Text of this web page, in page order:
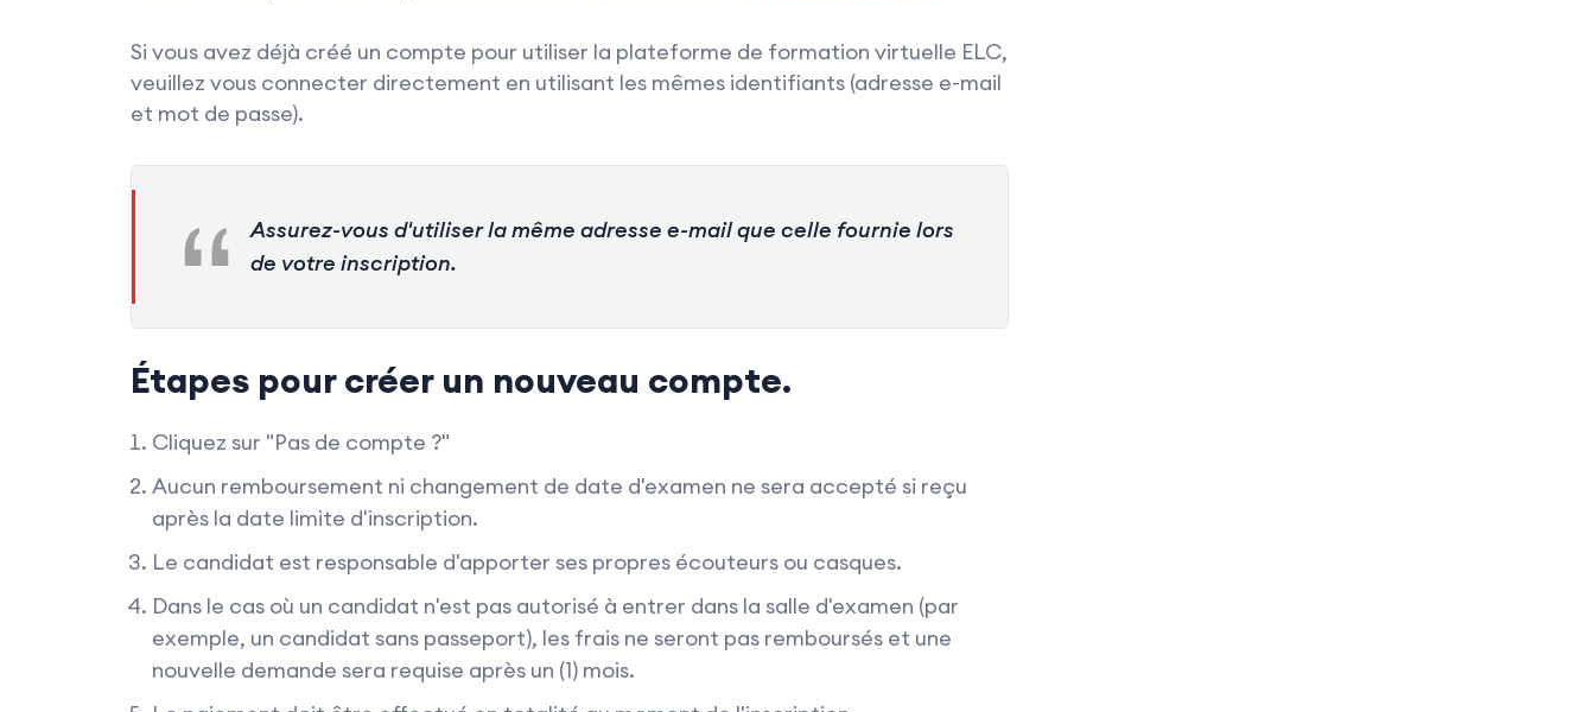
Si vous avez déjà créé un compte pour utiliser la plateforme de formation virtuelle ELC,
veuillez vous connecter directement en utilisant les mêmes identifiants (adresse e-mail
et mot de passe).
Assurez-vous d'utiliser la même adresse e-mail que celle fournie lors
de votre inscription.
Étapes pour créer un nouveau compte.
Cliquez sur "Pas de compte ?"
Aucun remboursement ni changement de date d'examen ne sera accepté si reçu
après la date limite d'inscription.
Le candidat est responsable d'apporter ses propres écouteurs ou casques.
Dans le cas où un candidat n'est pas autorisé à entrer dans la salle d'examen (par
exemple, un candidat sans passeport), les frais ne seront pas remboursés et une
nouvelle demande sera requise après un (1) mois.